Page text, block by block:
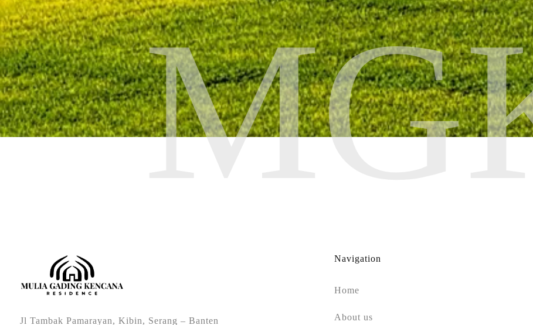
Jl Tambak Pamarayan, Kibin, Serang – Banten
Navigation
Home
About us